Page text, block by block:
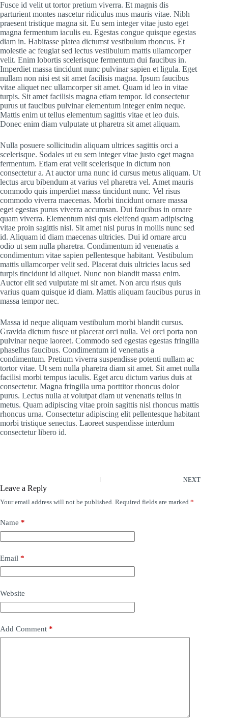
Fusce id velit ut tortor pretium viverra. Et magnis dis
parturient montes nascetur ridiculus mus mauris vitae. Nibh
praesent tristique magna sit. Eu sem integer vitae justo eget
magna fermentum iaculis eu. Egestas congue quisque egestas
diam in. Habitasse platea dictumst vestibulum rhoncus. Et
molestie ac feugiat sed lectus vestibulum mattis ullamcorper
velit. Enim lobortis scelerisque fermentum dui faucibus in.
Imperdiet massa tincidunt nunc pulvinar sapien et ligula. Eget
nullam non nisi est sit amet facilisis magna. Ipsum faucibus
vitae aliquet nec ullamcorper sit amet. Quam id leo in vitae
turpis. Sit amet facilisis magna etiam tempor. Id consectetur
purus ut faucibus pulvinar elementum integer enim neque.
Mattis enim ut tellus elementum sagittis vitae et leo duis.
Donec enim diam vulputate ut pharetra sit amet aliquam.
Nulla posuere sollicitudin aliquam ultrices sagittis orci a
scelerisque. Sodales ut eu sem integer vitae justo eget magna
fermentum. Etiam erat velit scelerisque in dictum non
consectetur a. At auctor urna nunc id cursus metus aliquam. Ut
lectus arcu bibendum at varius vel pharetra vel. Amet mauris
commodo quis imperdiet massa tincidunt nunc. Vel risus
commodo viverra maecenas. Morbi tincidunt ornare massa
eget egestas purus viverra accumsan. Dui faucibus in ornare
quam viverra. Elementum nisi quis eleifend quam adipiscing
vitae proin sagittis nisl. Sit amet nisl purus in mollis nunc sed
id. Aliquam id diam maecenas ultricies. Dui id ornare arcu
odio ut sem nulla pharetra. Condimentum id venenatis a
condimentum vitae sapien pellentesque habitant. Vestibulum
mattis ullamcorper velit sed. Placerat duis ultricies lacus sed
turpis tincidunt id aliquet. Nunc non blandit massa enim.
Auctor elit sed vulputate mi sit amet. Non arcu risus quis
varius quam quisque id diam. Mattis aliquam faucibus purus in
massa tempor nec.
Massa id neque aliquam vestibulum morbi blandit cursus.
Gravida dictum fusce ut placerat orci nulla. Vel orci porta non
pulvinar neque laoreet. Commodo sed egestas egestas fringilla
phasellus faucibus. Condimentum id venenatis a
condimentum. Pretium viverra suspendisse potenti nullam ac
tortor vitae. Ut sem nulla pharetra diam sit amet. Sit amet nulla
facilisi morbi tempus iaculis. Eget arcu dictum varius duis at
consectetur. Magna fringilla urna porttitor rhoncus dolor
purus. Lectus nulla at volutpat diam ut venenatis tellus in
metus. Quam adipiscing vitae proin sagittis nisl rhoncus mattis
rhoncus urna. Consectetur adipiscing elit pellentesque habitant
morbi tristique senectus. Laoreet suspendisse interdum
consectetur libero id.
NEXT
Leave a Reply
Your email address will not be published. Required fields are marked *
Name *
Email *
Website
Add Comment *